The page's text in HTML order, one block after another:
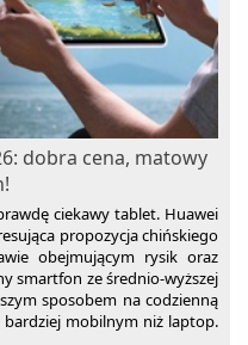
dobra cena, matowy
ciekawy tablet. Huawei
propozycja chińskiego
obejmującym rysik oraz
smartfon ze średnio-wyższej
sposobem na codzienną
mobilnym niż laptop.